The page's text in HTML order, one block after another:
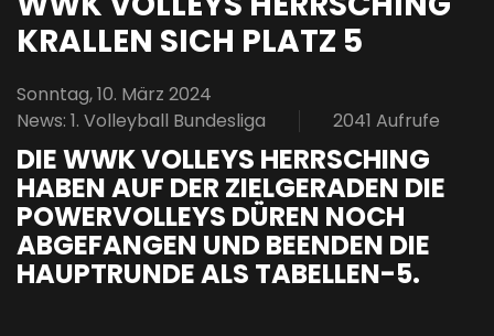
KRALLEN SICH PLATZ 5
Sonntag, 10. März 2024
News: 1. Volleyball Bundesliga
2041 Aufrufe
DIE WWK VOLLEYS HERRSCHING
HABEN AUF DER ZIELGERADEN DIE
POWERVOLLEYS DÜREN NOCH
ABGEFANGEN UND BEENDEN DIE
HAUPTRUNDE ALS TABELLEN-5.